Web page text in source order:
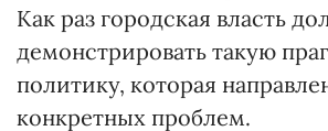
Как раз городская власть
демонстрировать такую
политику, которая
конкретных проблем.